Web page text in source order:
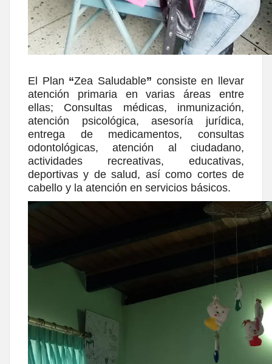
El Plan “Zea Saludable” consiste en llevar
atención primaria en varias áreas entre
ellas; Consultas médicas, inmunización,
atención psicológica, asesoría jurídica,
entrega de medicamentos, consultas
odontológicas, atención al ciudadano,
actividades recreativas, educativas,
deportivas y de salud, así como cortes de
cabello y la atención en servicios básicos.